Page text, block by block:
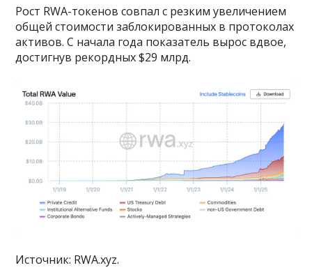
Рост RWA-токенов совпал с резким увеличением
общей стоимости заблокированных в протоколах
активов. С начала года показатель вырос вдвое,
достигнув рекордных $29 млрд.
Источник: RWA.xyz.